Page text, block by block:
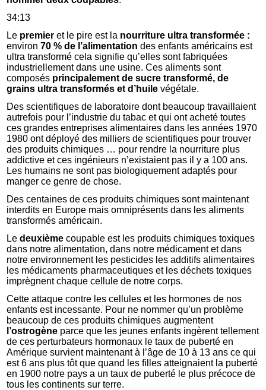
34:13
Le premier et le pire est la nourriture ultra transformée :
environ70 % de l’alimentation des enfants américains est
ultra transformé cela signifie qu’elles sont fabriquées
industriellement dans une usine. Ces aliments sont
composés principalement de sucre transformé, de
grains ultra transformés et d’huile végétale.
Des scientifiques de laboratoire dont beaucoup travaillaient
autrefois pour l’industrie du tabac et qui ont acheté toutes
ces grandes entreprises alimentaires dans les années 1970
1980 ont déployé des milliers de scientifiques pour trouver
des produits chimiques … pour rendre la nourriture plus
addictive et ces ingénieurs n’existaient pas il y a 100 ans.
Les humains ne sont pas biologiquement adaptés pour
manger ce genre de chose.
Des centaines de ces produits chimiques sont maintenant
interdits en Europe mais omniprésents dans les aliments
transformés américain.
Ledeuxième coupable est les produits chimiques toxiques
dans notre alimentation, dans notre médicament et dans
notre environnement les pesticides les additifs alimentaires
les médicaments pharmaceutiques et les déchets toxiques
imprègnent chaque cellule de notre corps.
Cette attaque contre les cellules et les hormones de nos
enfants est incessante. Pour ne nommer qu’un problème
beaucoup de ces produits chimiques augmentent
l’ostrogène parce que les jeunes enfants ingèrent tellement
de ces perturbateurs hormonaux le taux de puberté en
Amérique survient maintenant à l’âge de 10 à 13 ans ce qui
est 6 ans plus tôt que quand les filles atteignaient la puberté
en 1900 notre pays a un taux de puberté le plus précoce de
tous les continents sur terre.